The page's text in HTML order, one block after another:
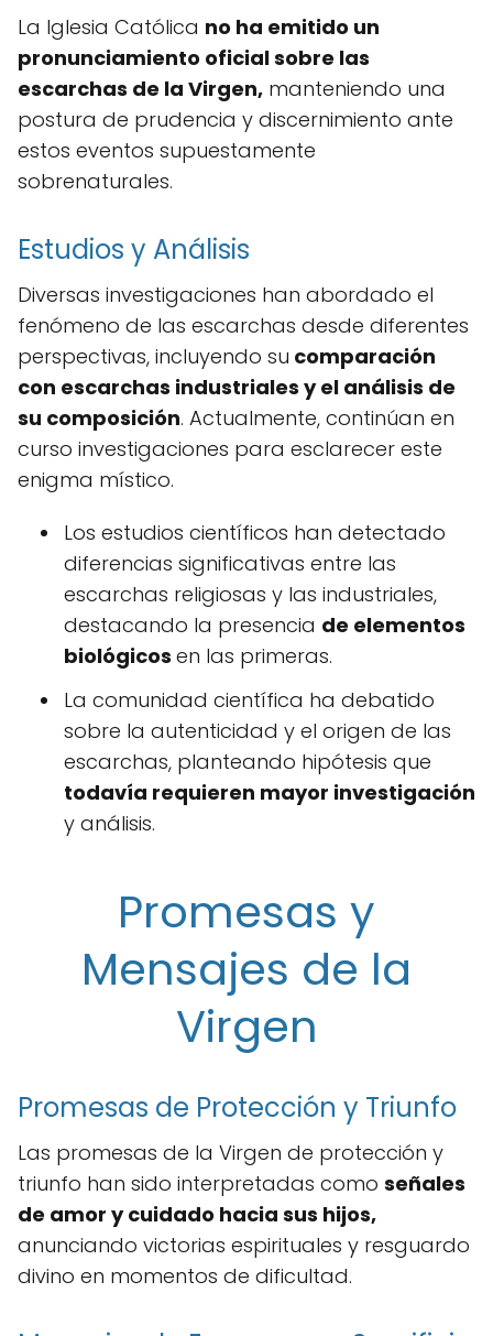
La Iglesia Católica no ha emitido un
pronunciamiento oficial sobre las
escarchas de la Virgen, manteniendo una
postura de prudencia y discernimiento ante
estos eventos supuestamente
sobrenaturales.
Estudios y Análisis
Diversas investigaciones han abordado el
fenómeno de las escarchas desde diferentes
perspectivas, incluyendo su comparación
con escarchas industriales y el análisis de
su composición. Actualmente, continúan en
curso investigaciones para esclarecer este
enigma místico.
Los estudios científicos han detectado
diferencias significativas entre las
escarchas religiosas y las industriales,
destacando la presencia de elementos
biológicos en las primeras.
La comunidad científica ha debatido
sobre la autenticidad y el origen de las
escarchas, planteando hipótesis que
todavía requieren mayor investigación
y análisis.
Promesas y
Mensajes de la
Virgen
Promesas de Protección y Triunfo
Las promesas de la Virgen de protección y
triunfo han sido interpretadas como señales
de amor y cuidado hacia sus hijos,
anunciando victorias espirituales y resguardo
divino en momentos de dificultad.